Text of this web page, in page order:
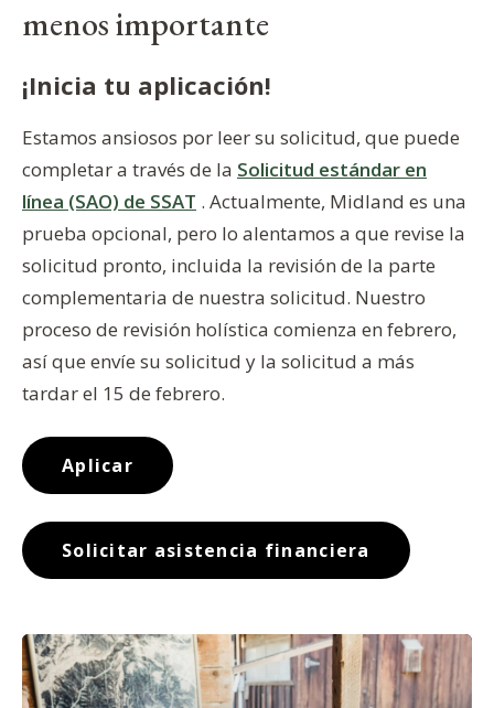
menos importante
¡Inicia tu aplicación!
Estamos ansiosos por leer su solicitud, que puede
completar a través de la Solicitud estándar en
línea (SAO) de SSAT . Actualmente, Midland es una
prueba opcional, pero lo alentamos a que revise la
solicitud pronto, incluida la revisión de la parte
complementaria de nuestra solicitud. Nuestro
proceso de revisión holística comienza en febrero,
así que envíe su solicitud y la solicitud a más
tardar el 15 de febrero.
Aplicar
Solicitar asistencia financiera